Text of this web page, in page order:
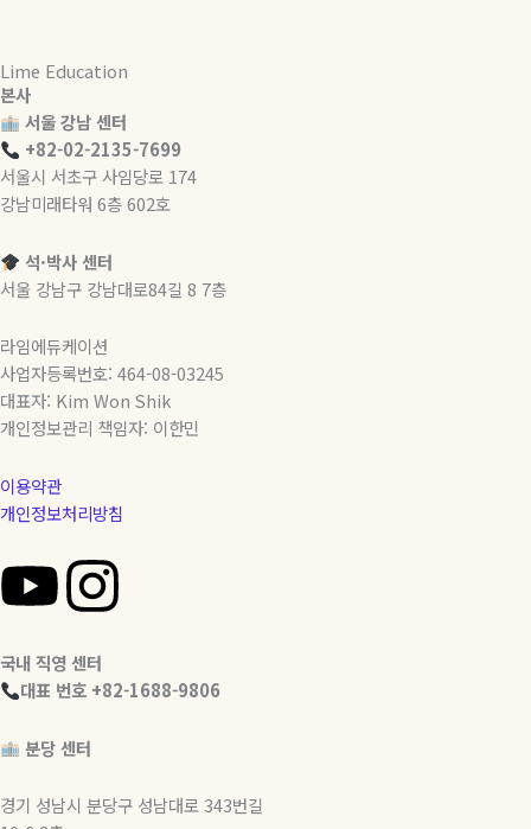
Lime Education
본사
서울 강남 센터
+82-02-2135-7699
서울시 서초구 사임당로 174
강남미래타워 6층 602호
석·박사 센터
서울 강남구 강남대로84길 8 7층
라임에듀케이션
사업자등록번호: 464-08-03245
대표자: Kim Won Shik
개인정보관리 책임자: 이한민
이용약관
개인정보처리방침
Y
o
u
t
I
n
s
국내 직영 센터
대표 번호 +82-1688-9806
분당 센터
경기 성남시 분당구 성남대로 343번길